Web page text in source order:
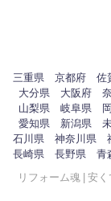
三重県 京都府 佐
大分県
大阪府
山梨県
岐阜県
愛知県
新潟県
石川県
神奈川県
長崎県
長野県 青
リフォーム魂 | 安